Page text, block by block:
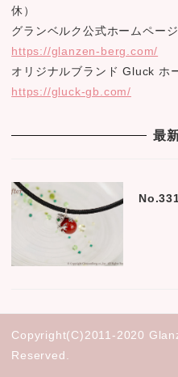
休）
グランベルク公式ホームページ
https://glanzen-berg.com/
オリジナルブランド Gluck ホ
https://gluck-gb.com/
最
Copyright(C)2011-2020
Reserved.